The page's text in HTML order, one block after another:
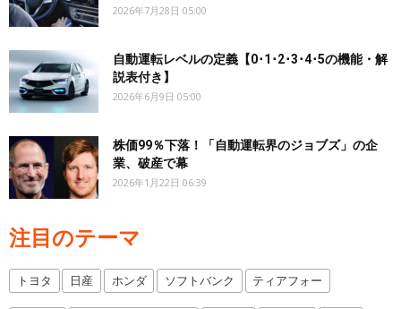
2026年7月28日 05:00
自動運転レベルの定義【0･1･2･3･4･5の機能・解
説表付き】
2026年6月9日 05:00
株価99％下落！「自動運転界のジョブズ」の企
業、破産で幕
2026年1月22日 06:39
注目のテーマ
トヨタ 日産 ホンダ ソフトバンク ティアフォー